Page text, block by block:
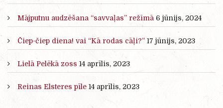
Mājputnu audzēšana “savvaļas” režīmā 6 jūnijs, 2024
Čiep-čiep diena! vai “Kā rodas cāļi?” 17 jūnijs, 2023
Lielā Pelēkā zoss 14 aprīlis, 2023
Reinas Elsteres pīle 14 aprīlis, 2023